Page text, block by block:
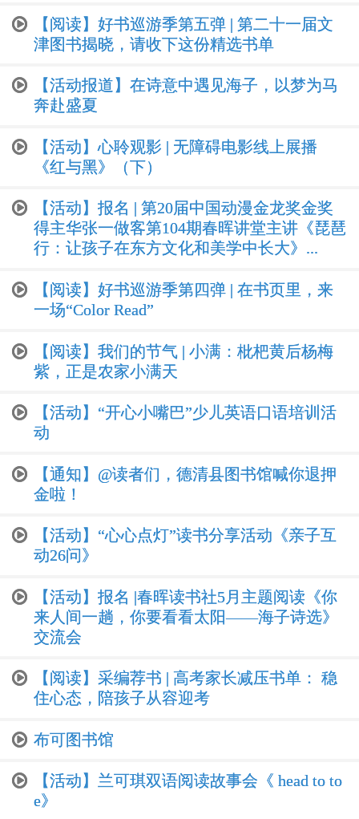
【阅读】好书巡游季第五弹 | 第二十一届文
津图书揭晓，请收下这份精选书单
【活动报道】在诗意中遇见海子，以梦为马
奔赴盛夏
【活动】心聆观影 | 无障碍电影线上展播
《红与黑》（下）
【活动】报名 | 第20届中国动漫金龙奖金奖
得主华张一做客第104期春晖讲堂主讲《琵琶
行：让孩子在东方文化和美学中长大》...
【阅读】好书巡游季第四弹 | 在书页里，来
一场“Color Read”
【阅读】我们的节气 | 小满：枇杷黄后杨梅
紫，正是农家小满天
【活动】“开心小嘴巴”少儿英语口语培训活
动
【通知】@读者们，德清县图书馆喊你退押
金啦！
【活动】“心心点灯”读书分享活动《亲子互
动26问》
【活动】报名 |春晖读书社5月主题阅读《你
来人间一趟，你要看看太阳——海子诗选》
交流会
【阅读】采编荐书 | 高考家长减压书单： 稳
住心态，陪孩子从容迎考
布可图书馆
【活动】兰可琪双语阅读故事会《 head to to
e》